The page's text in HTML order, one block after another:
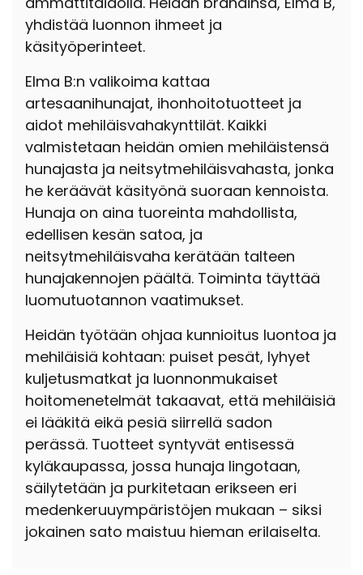
yhdistää luonnon ihmeet ja
käsityöperinteet.
Elma B:n valikoima kattaa
artesaanihunajat, ihonhoitotuotteet ja
aidot mehiläisvahakynttilät. Kaikki
valmistetaan heidän omien mehiläistensä
hunajasta ja neitsytmehiläisvahasta, jonka
he keräävät käsityönä suoraan kennoista.
Hunaja on aina tuoreinta mahdollista,
edellisen kesän satoa, ja
neitsytmehiläisvaha kerätään talteen
hunajakennojen päältä. Toiminta täyttää
luomutuotannon vaatimukset.
Heidän työtään ohjaa kunnioitus luontoa ja
mehiläisiä kohtaan: puiset pesät, lyhyet
kuljetusmatkat ja luonnonmukaiset
hoitomenetelmät takaavat, että mehiläisiä
ei lääkitä eikä pesiä siirrellä sadon
perässä. Tuotteet syntyvät entisessä
kyläkaupassa, jossa hunaja lingotaan,
säilytetään ja purkitetaan erikseen eri
medenkeruuympäristöjen mukaan – siksi
jokainen sato maistuu hieman erilaiselta.